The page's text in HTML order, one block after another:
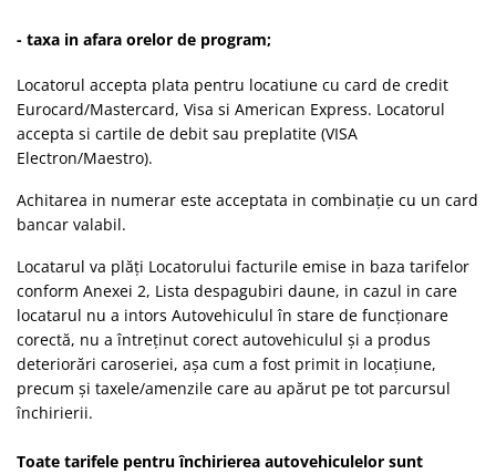
- taxa in afara orelor de program;
Locatorul accepta plata pentru locatiune cu card de credit
Eurocard/Mastercard, Visa si American Express. Locatorul
accepta si cartile de debit sau preplatite (VISA
Electron/Maestro).
Achitarea in numerar este acceptata in combinație cu un card
bancar valabil.
Locatarul va plăți Locatorului facturile emise in baza tarifelor
conform Anexei 2, Lista despagubiri daune, in cazul in care
locatarul nu a intors Autovehiculul în stare de funcționare
corectă, nu a întreținut corect autovehiculul și a produs
deteriorări caroseriei, așa cum a fost primit in locațiune,
precum și taxele/amenzile care au apărut pe tot parcursul
închirierii.
Toate tarifele pentru închirierea autovehiculelor sunt